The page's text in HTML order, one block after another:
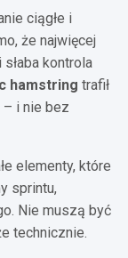
ciągłe i
że najwięcej
kontrola
hamstring trafił
– i nie bez
elementy, które
sprintu,
Nie muszą być
technicznie.